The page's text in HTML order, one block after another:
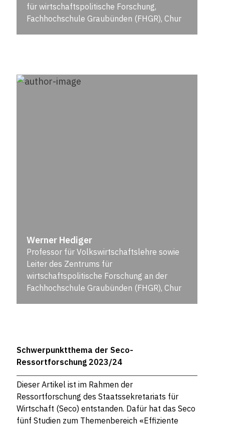
für wirtschaftspolitische Forschung,
Fachhochschule Graubünden (FHGR), Chur
Werner Hediger
Professor für Volkswirtschaftslehre sowie
Leiter des Zentrums für
wirtschaftspolitische Forschung an der
Fachhochschule Graubünden (FHGR), Chur
Schwerpunktthema der Seco-
Ressortforschung 2023/24
Dieser Artikel ist im Rahmen der
Ressortforschung des Staatssekretariats für
Wirtschaft (Seco) entstanden. Dafür hat das Seco
fünf Studien zum Themenbereich «Effiziente